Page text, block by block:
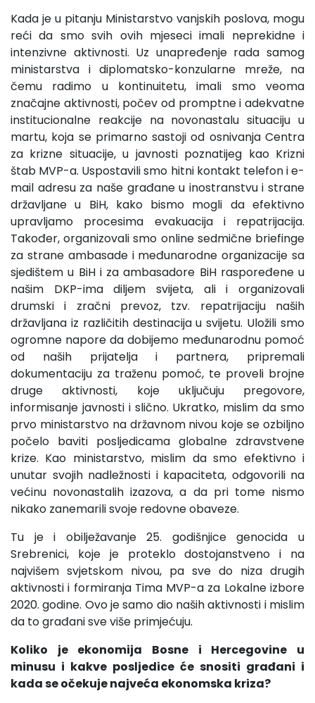
Kada je u pitanju Ministarstvo vanjskih poslova, mogu
reći da smo svih ovih mjeseci imali neprekidne i
intenzivne aktivnosti. Uz unapređenje rada samog
ministarstva i diplomatsko-konzularne mreže, na
čemu radimo u kontinuitetu, imali smo veoma
značajne aktivnosti, počev od promptne i adekvatne
institucionalne reakcije na novonastalu situaciju u
martu, koja se primarno sastoji od osnivanja Centra
za krizne situacije, u javnosti poznatijeg kao Krizni
štab MVP-a. Uspostavili smo hitni kontakt telefon i e-
mail adresu za naše građane u inostranstvu i strane
državljane u BiH, kako bismo mogli da efektivno
upravljamo procesima evakuacija i repatrijacija.
Također, organizovali smo online sedmične briefinge
za strane ambasade i međunarodne organizacije sa
sjedištem u BiH i za ambasadore BiH raspoređene u
našim DKP-ima diljem svijeta, ali i organizovali
drumski i zračni prevoz, tzv. repatrijaciju naših
državljana iz različitih destinacija u svijetu. Uložili smo
ogromne napore da dobijemo međunarodnu pomoć
od naših prijatelja i partnera, pripremali
dokumentaciju za traženu pomoć, te proveli brojne
druge aktivnosti, koje uključuju pregovore,
informisanje javnosti i slično. Ukratko, mislim da smo
prvo ministarstvo na državnom nivou koje se ozbiljno
počelo baviti posljedicama globalne zdravstvene
krize. Kao ministarstvo, mislim da smo efektivno i
unutar svojih nadležnosti i kapaciteta, odgovorili na
većinu novonastalih izazova, a da pri tome nismo
nikako zanemarili svoje redovne obaveze.
Tu je i obilježavanje 25. godišnjice genocida u
Srebrenici, koje je proteklo dostojanstveno i na
najvišem svjetskom nivou, pa sve do niza drugih
aktivnosti i formiranja Tima MVP-a za Lokalne izbore
2020. godine. Ovo je samo dio naših aktivnosti i mislim
da to građani sve više primjećuju.
Koliko je ekonomija Bosne i Hercegovine u
minusu i kakve posljedice će snositi građani i
kada se očekuje najveća ekonomska kriza?